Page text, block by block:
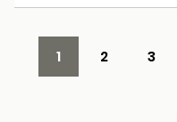
1 2 3